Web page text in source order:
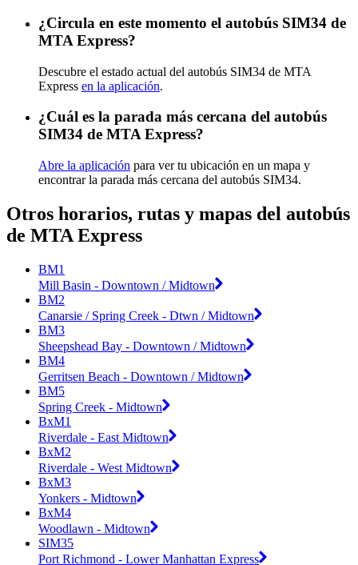
¿Circula en este momento el autobús SIM34 de
MTA Express?
Descubre el estado actual del autobús SIM34 de MTA
Express en la aplicación.
¿Cuál es la parada más cercana del autobús
SIM34 de MTA Express?
Abre la aplicación para ver tu ubicación en un mapa y
encontrar la parada más cercana del autobús SIM34.
Otros horarios, rutas y mapas del autobús
de MTA Express
BM1
Mill Basin - Downtown / Midtown
BM2
Canarsie / Spring Creek - Dtwn / Midtown
BM3
Sheepshead Bay - Downtown / Midtown
BM4
Gerritsen Beach - Downtown / Midtown
BM5
Spring Creek - Midtown
BxM1
Riverdale - East Midtown
BxM2
Riverdale - West Midtown
BxM3
Yonkers - Midtown
BxM4
Woodlawn - Midtown
SIM35
Port Richmond - Lower Manhattan Express